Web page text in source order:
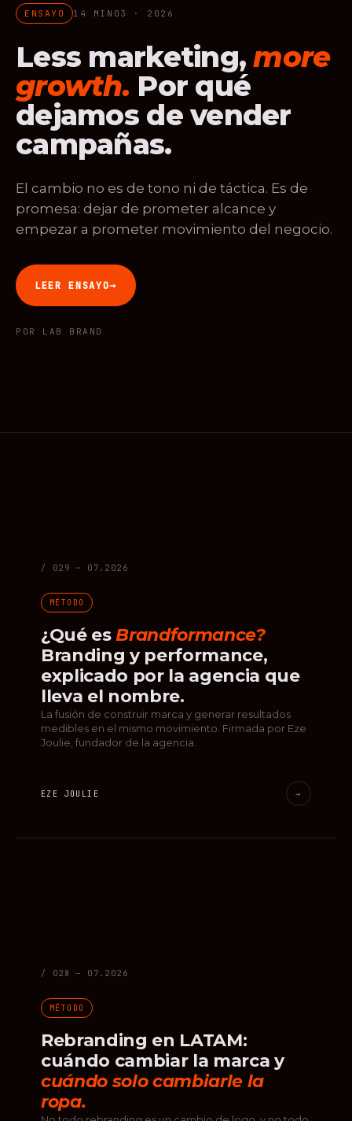
ENSAYO 14 MIN 03 · 2026
Less marketing,more
growth. Por qué
dejamos de vender
campañas.
El cambio no es de tono ni de táctica. Es de
promesa: dejar de prometer alcance y
empezar a prometer movimiento del negocio.
LEER ENSAYO→
POR LAB BRAND
/ 029 — 07.2026
MÉTODO
¿Qué esBrandformance?
Branding y performance,
explicado por la agencia que
lleva el nombre.
La fusión de construir marca y generar resultados
medibles en el mismo movimiento. Firmada por Eze
Joulie, fundador de la agencia.
EZE JOULIE →
/ 028 — 07.2026
MÉTODO
Rebranding en LATAM:
cuándo cambiar la marca y
cuándo solo cambiarle la
ropa.